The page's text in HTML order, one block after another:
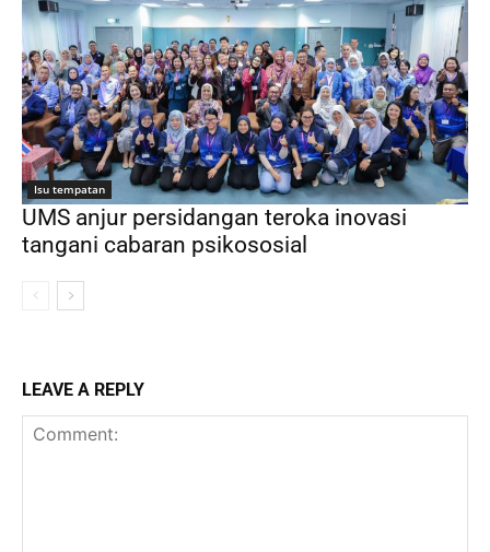
Isu tempatan
UMS anjur persidangan teroka inovasi
tangani cabaran psikososial
LEAVE A REPLY